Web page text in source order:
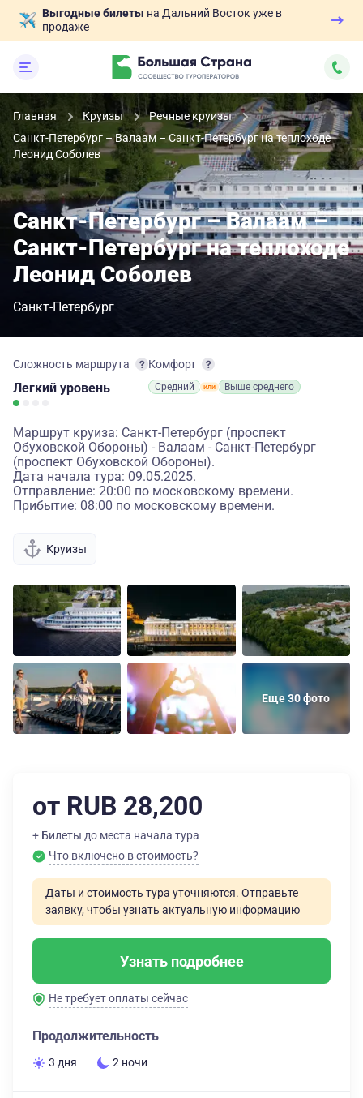
Выгодные билеты на Дальний Восток уже в
продаже
Главная Круизы
Речные круизы
Санкт-Петербург – Валаам – Санкт-Петербург на теплоходе
Леонид Соболев
Санкт-Петербург – Валаам –
Санкт-Петербург на теплоходе
Леонид Соболев
Санкт-Петербург
Сложность маршрута
Легкий уровень
Комфорт
Средний Выше среднего
Маршрут круиза: Санкт-Петербург (проспект
Обуховской Обороны) - Валаам - Санкт-Петербург
(проспект Обуховской Обороны).
Дата начала тура: 09.05.2025.
Отправление: 20:00 по московскому времени.
Прибытие: 08:00 по московскому времени.
Круизы
Еще 30 фото
от RUB 28,200
+ Билеты до места начала тура
Что включено в стоимость?
Даты и стоимость тура уточняются. Отправьте
заявку, чтобы узнать актуальную информацию
Узнать подробнее
Не требует оплаты сейчас
Продолжительность
3 дня 2 ночи